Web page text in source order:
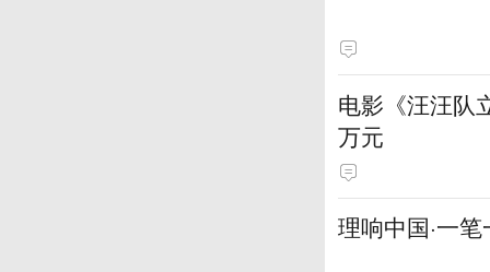
电影《汪汪队
万元
理响中国·一